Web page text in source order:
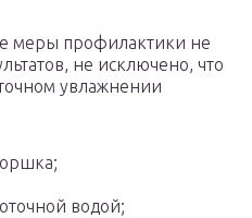
меры профилактики не
не исключено, что
увлажнении
водой;